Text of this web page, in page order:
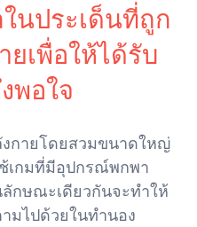
นประเด็นที่ถูก
เพื่อให้ได้รับ
พอใจ
กายโดยสวมขนาดใหญ่
เกมที่มีอุปกรณ์พกพา
กษณะเดียวกันจะทำให้
มไปด้วยในทำนอง